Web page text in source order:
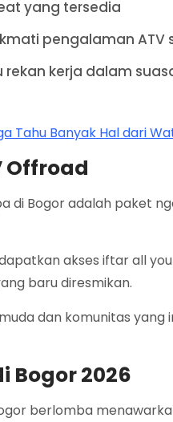
yang tersedia
pengalaman ATV
kerja dalam
Tahu Banyak Hal dari
Offroad
di Bogor adalah paket
akses iftar all
baru diresmikan.
dan komunitas
Bogor 2026
berlomba